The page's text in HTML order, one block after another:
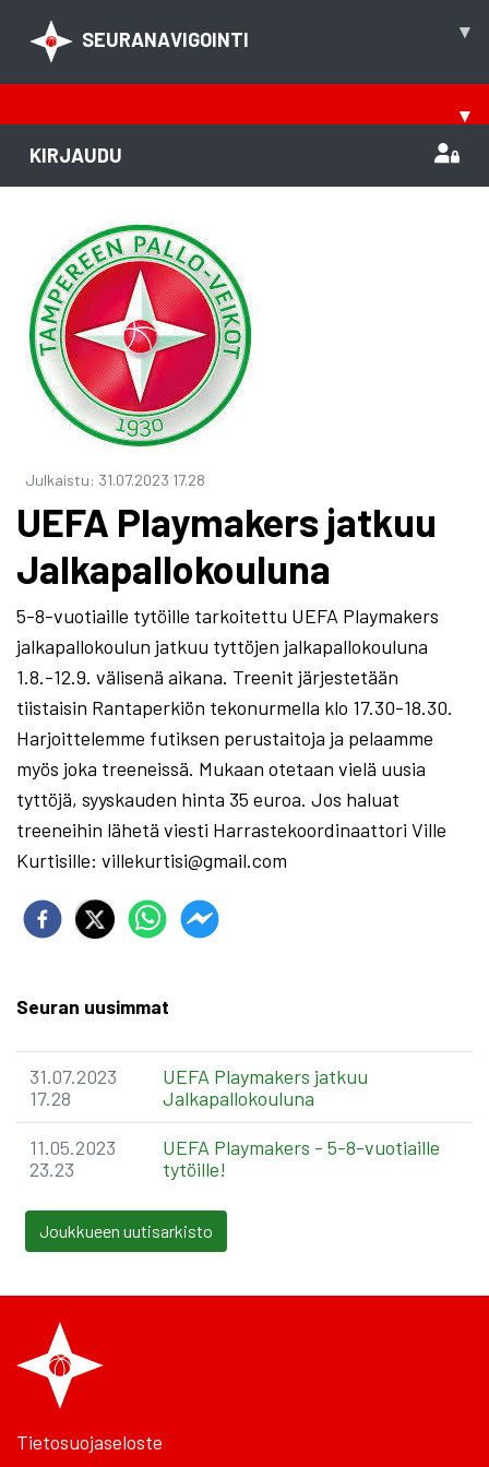
SEURANAVIGOINTI ▾
▾
KIRJAUDU
Julkaistu: 31.07.2023 17.28
UEFA Playmakers jatkuu
Jalkapallokouluna
5-8-vuotiaille tytöille tarkoitettu UEFA Playmakers
jalkapallokoulun jatkuu tyttöjen jalkapallokouluna
1.8.-12.9. välisenä aikana. Treenit järjestetään
tiistaisin Rantaperkiön tekonurmella klo 17.30-18.30.
Harjoittelemme futiksen perustaitoja ja pelaamme
myös joka treeneissä. Mukaan otetaan vielä uusia
tyttöjä, syyskauden hinta 35 euroa. Jos haluat
treeneihin lähetä viesti Harrastekoordinaattori Ville
Kurtisille: villekurtisi@gmail.com
Seuran uusimmat
31.07.2023
17.28
UEFA Playmakers jatkuu
Jalkapallokouluna
11.05.2023
23.23
UEFA Playmakers - 5-8-vuotiaille
tytöille!
Joukkueen uutisarkisto
Tietosuojaseloste